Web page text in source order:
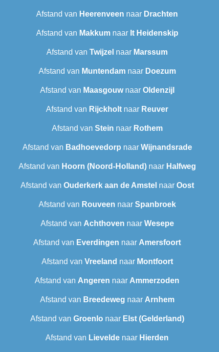
Afstand van Heerenveen naar Drachten
Afstand van Makkumnaar It Heidenskip
Afstand van Twijzel naar Marssum
Afstand van Muntendamnaar Doezum
Afstand van Maasgouwnaar Oldenzijl
Afstand van Rijckholt naar Reuver
Afstand van Stein naar Rothem
Afstand van Badhoevedorp naar Wijnandsrade
Afstand van Hoorn (Noord-Holland)naar Halfweg
Afstand van Ouderkerk aan de Amstel naar Oost
Afstand van Rouveen naar Spanbroek
Afstand van Achthoven naar Wesepe
Afstand van Everdingen naar Amersfoort
Afstand van Vreeland naar Montfoort
Afstand van Angeren naar Ammerzoden
Afstand van Breedeweg naar Arnhem
Afstand van Groenlo naar Elst (Gelderland)
Afstand van Lievelde naar Hierden